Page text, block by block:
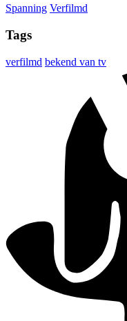
Spanning Verfilmd
Tags
verfilmd bekend van tv